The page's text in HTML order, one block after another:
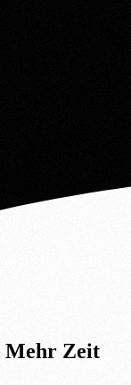
Mehr Zeit